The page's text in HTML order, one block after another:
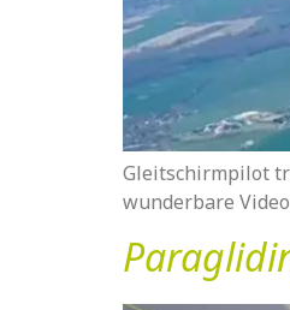
Gleitschirmpilot
wunderbare